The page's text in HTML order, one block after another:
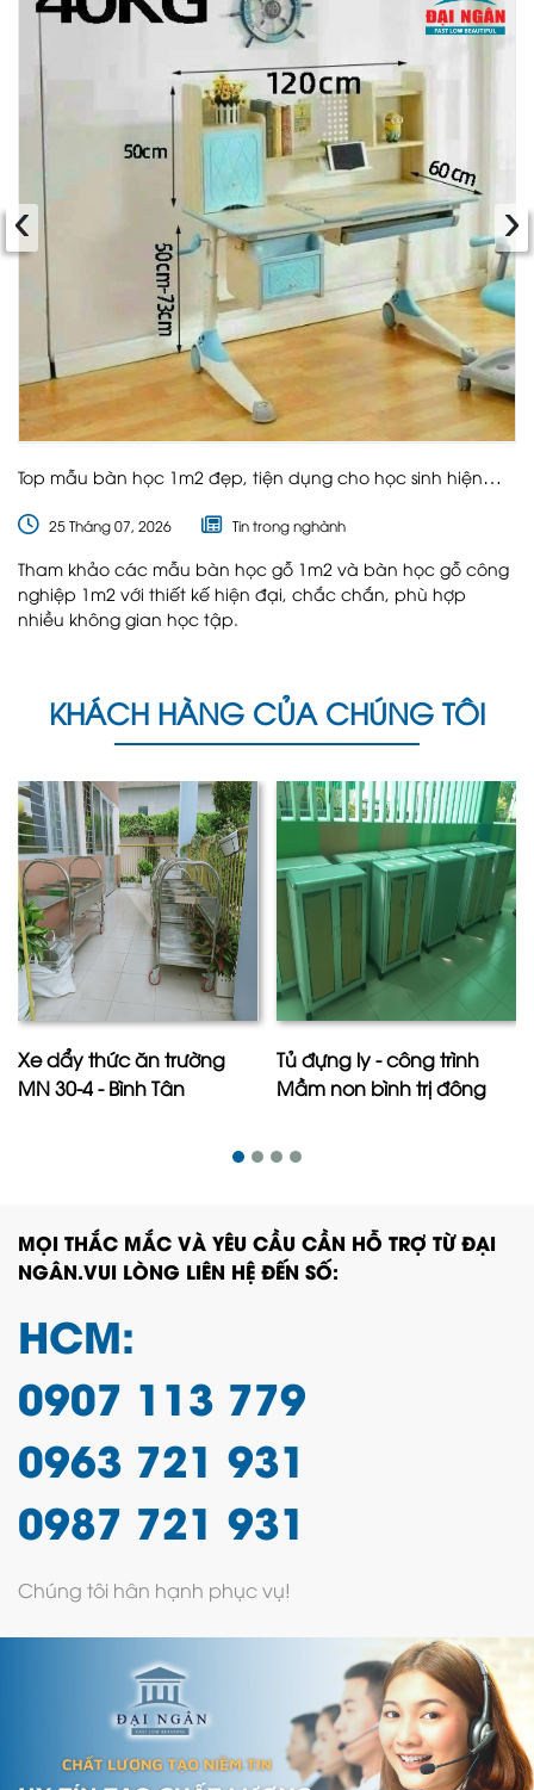
Top mẫu bàn học 1m2 đẹp, tiện dụng cho học sinh hiện
25 Tháng 07, 2026 Tin trong nghành
Tham khảo các mẫu bàn học gỗ 1m2 và bàn học gỗ công
nghiệp 1m2 với thiết kế hiện đại, chắc chắn, phù hợp
nhiều không gian học tập.
‹ ›
KHÁCH HÀNG CỦA CHÚNG TÔI
Xe dẩy thức ăn trường
MN 30-4 - Bình Tân
Tủ đựng ly - công trình
Mầm non bình trị đông
MỌI THẮC MẮC VÀ YÊU CẦU CẦN HỖ TRỢ TỪ ĐẠI
NGÂN.VUI LÒNG LIÊN HỆ ĐẾN SỐ:
HCM:
0907 113 779
0963 721 931
0987 721 931
Chúng tôi hân hạnh phục vụ!